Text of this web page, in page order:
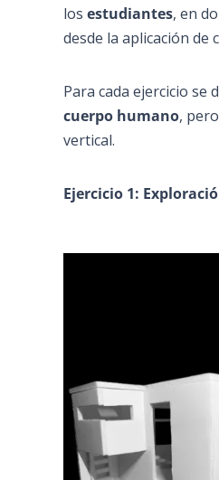
los estudiantes, en
desde la aplicación de
Para cada ejercicio se
cuerpo humano,
vertical.
Ejercicio 1: